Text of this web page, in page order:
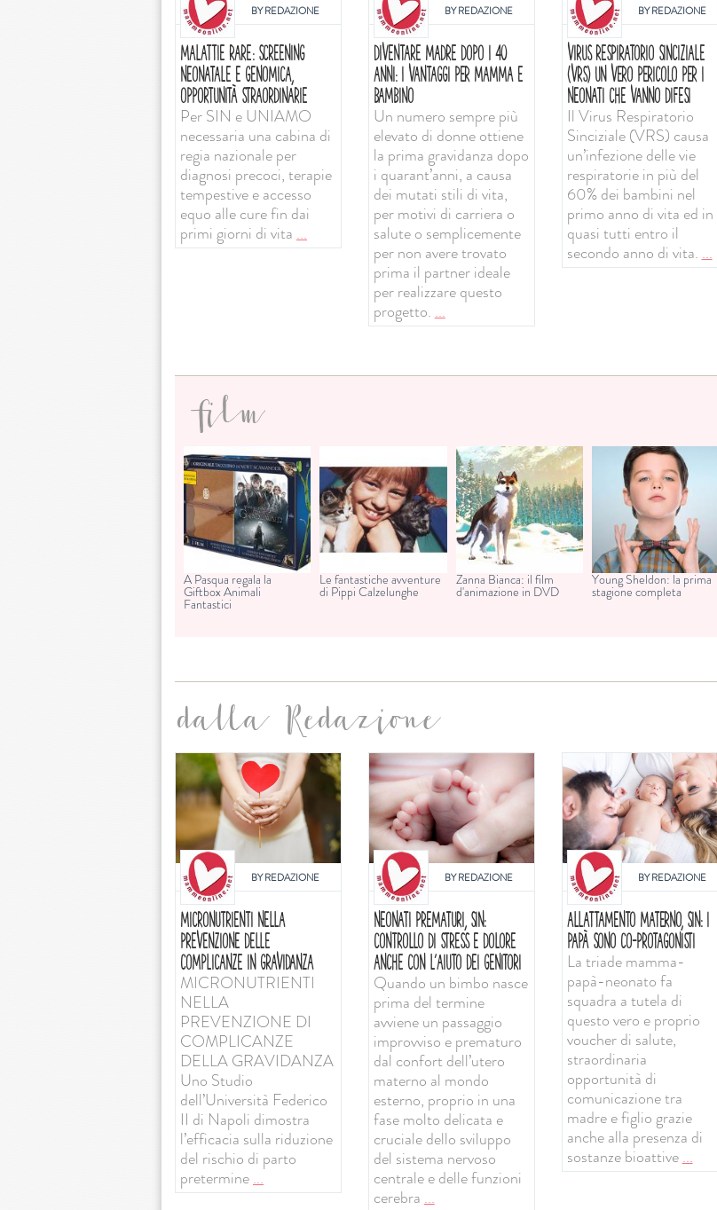
BYREDAZIONE
MALATTIE RARE: SCREENING
NEONATALE E GENOMICA,
OPPORTUNITÀ STRAORDINARIE
Per SIN e UNIAMO
necessaria una cabina di
regia nazionale per
diagnosi precoci, terapie
tempestive e accesso
equo alle cure fin dai
primi giorni di vita ...
BYREDAZIONE
DIVENTARE MADRE DOPO I 40
ANNI: I VANTAGGI PER MAMMA E
BAMBINO
Un numero sempre più
elevato di donne ottiene
la prima gravidanza dopo
i quarant’anni, a causa
dei mutati stili di vita,
per motivi di carriera o
salute o semplicemente
per non avere trovato
prima il partner ideale
per realizzare questo
progetto. ...
BYREDAZIONE
VIRUS RESPIRATORIO SINCIZIALE
(VRS) UN VERO PERICOLO PER I
NEONATI CHE VANNO DIFESI
Il Virus Respiratorio
Sinciziale (VRS) causa
un’infezione delle vie
respiratorie in più del
60% dei bambini nel
primo anno di vita ed in
quasi tutti entro il
secondo anno di vita. ...
film
A Pasqua regala la
Giftbox Animali
Fantastici
Le fantastiche avventure
di Pippi Calzelunghe
Zanna Bianca: il film
d'animazione in DVD
Young Sheldon: la prima
stagione completa
dalla Redazione
BYREDAZIONE
MICRONUTRIENTI NELLA
PREVENZIONE DELLE
COMPLICANZE IN GRAVIDANZA
MICRONUTRIENTI
NELLA
PREVENZIONE DI
COMPLICANZE
DELLA GRAVIDANZA
Uno Studio
dell’Università Federico
II di Napoli dimostra
l’efficacia sulla riduzione
del rischio di parto
pretermine...
BYREDAZIONE
NEONATI PREMATURI, SIN:
CONTROLLO DI STRESS E DOLORE
ANCHE CON L'AIUTO DEI GENITORI
Quando un bimbo nasce
prima del termine
avviene un passaggio
improvviso e prematuro
dal confort dell’utero
materno al mondo
esterno, proprio in una
fase molto delicata e
cruciale dello sviluppo
del sistema nervoso
centrale e delle funzioni
cerebra ...
BYREDAZIONE
ALLATTAMENTO MATERNO, SIN: I
PAPÀ SONO CO-PROTAGONISTI
La triade mamma-
papà-neonato fa
squadra a tutela di
questo vero e proprio
voucher di salute,
straordinaria
opportunità di
comunicazione tra
madre e figlio grazie
anche alla presenza di
sostanze bioattive...